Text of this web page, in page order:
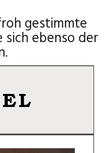
gestimmte
sich ebenso der